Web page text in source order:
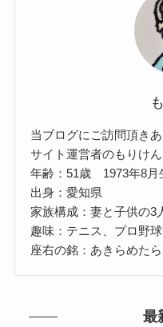
当ブログにご訪問頂き
サイト運営者のもりけん
年齢：51歳 1973年8月
出身：愛知県
家族構成：妻と子供の3
趣味：テニス、プロ野
座右の銘：あきらめた
最